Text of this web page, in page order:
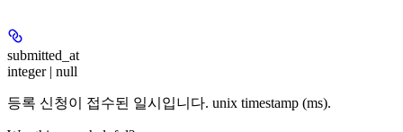
submitted_at
integer | null
등록 신청이 접수된 일시입니다. unix timestamp (ms).